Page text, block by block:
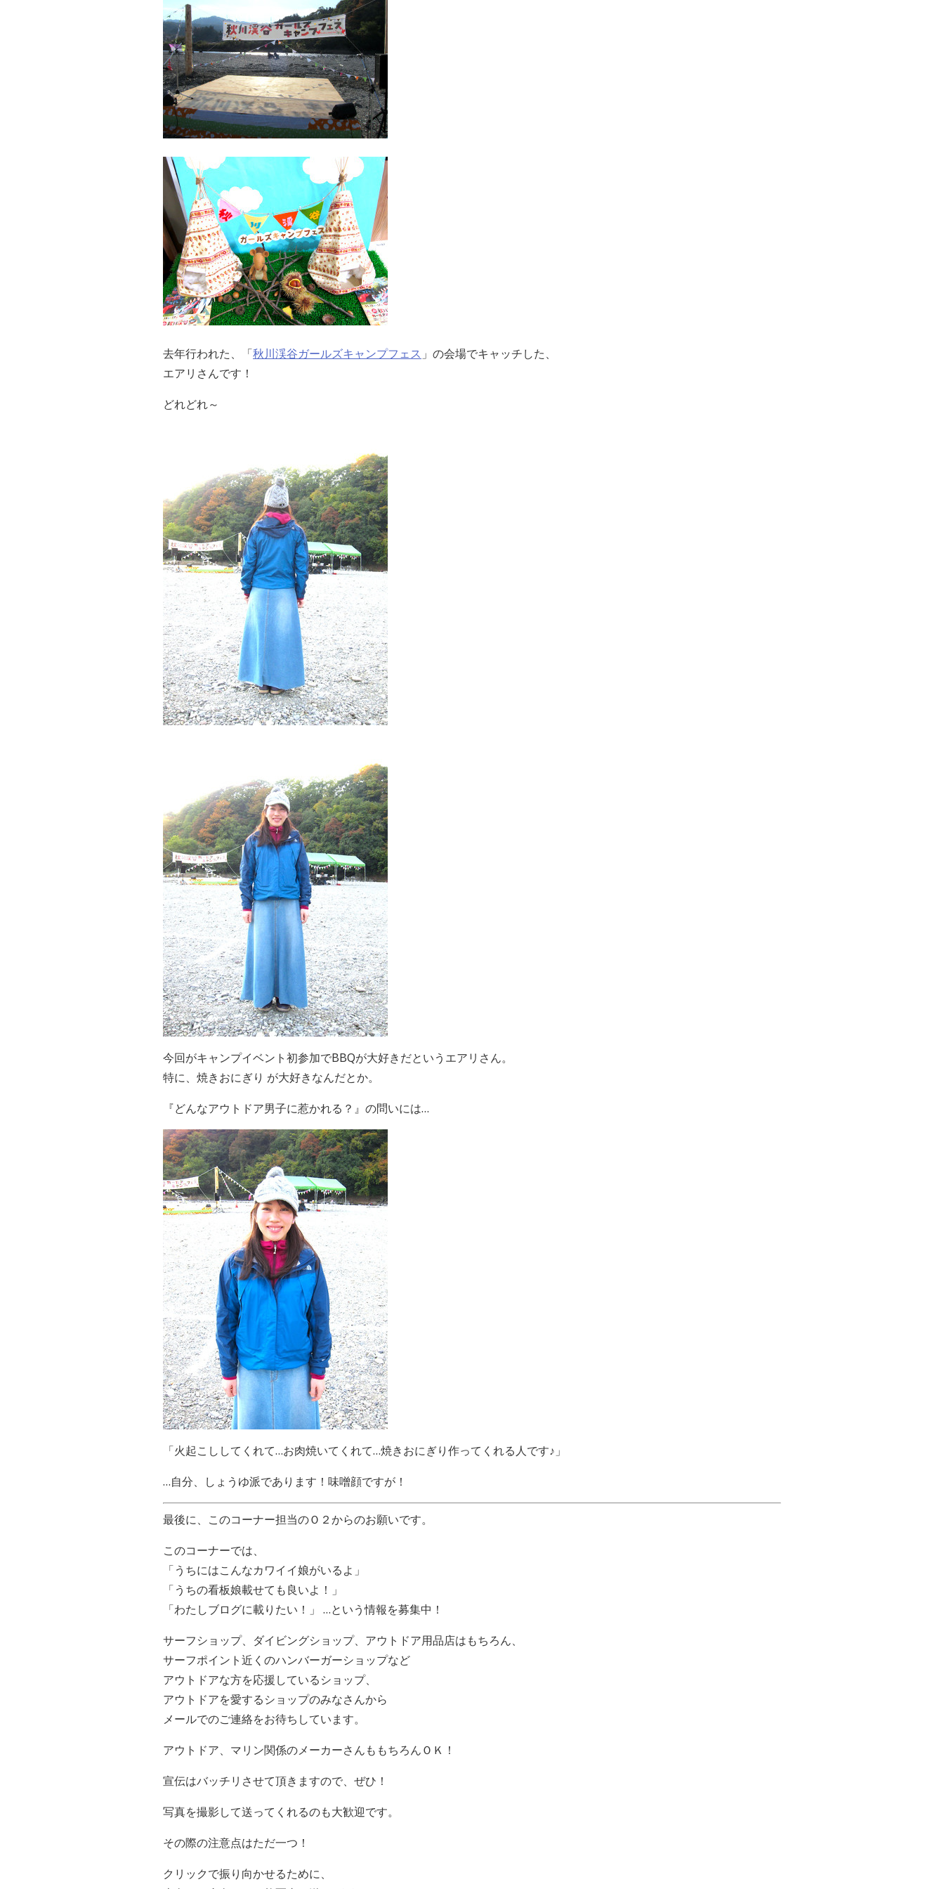
去年行われた、「秋川渓谷ガールズキャンプフェス 」の会場でキャッチした、
エアリさんです！
どれどれ～
今回がキャンプイベント初参加でBBQが大好きだというエアリさん。
特に、焼きおにぎり が大好きなんだとか。
『どんなアウトドア男子に惹かれる？』の問いには…
「火起こししてくれて…お肉焼いてくれて…焼きおにぎり作ってくれる人です♪」
…自分、しょうゆ派であります！味噌顔ですが！
最後に、このコーナー担当のＯ２からのお願いです。
このコーナーでは、
「うちにはこんなカワイイ娘がいるよ」
「うちの看板娘載せても良いよ！」
「わたしブログに載りたい！」 …という情報を募集中！
サーフショップ、ダイビングショップ、アウトドア用品店はもちろん、
サーフポイント近くのハンバーガーショップなど
アウトドアな方を応援しているショップ、
アウトドアを愛するショップのみなさんから
メールでのご連絡をお待ちしています。
アウトドア、マリン関係のメーカーさんももちろんＯＫ！
宣伝はバッチリさせて頂きますので、ぜひ！
写真を撮影して送ってくれるのも大歓迎です。
その際の注意点はただ一つ！
クリックで振り向かせるために、